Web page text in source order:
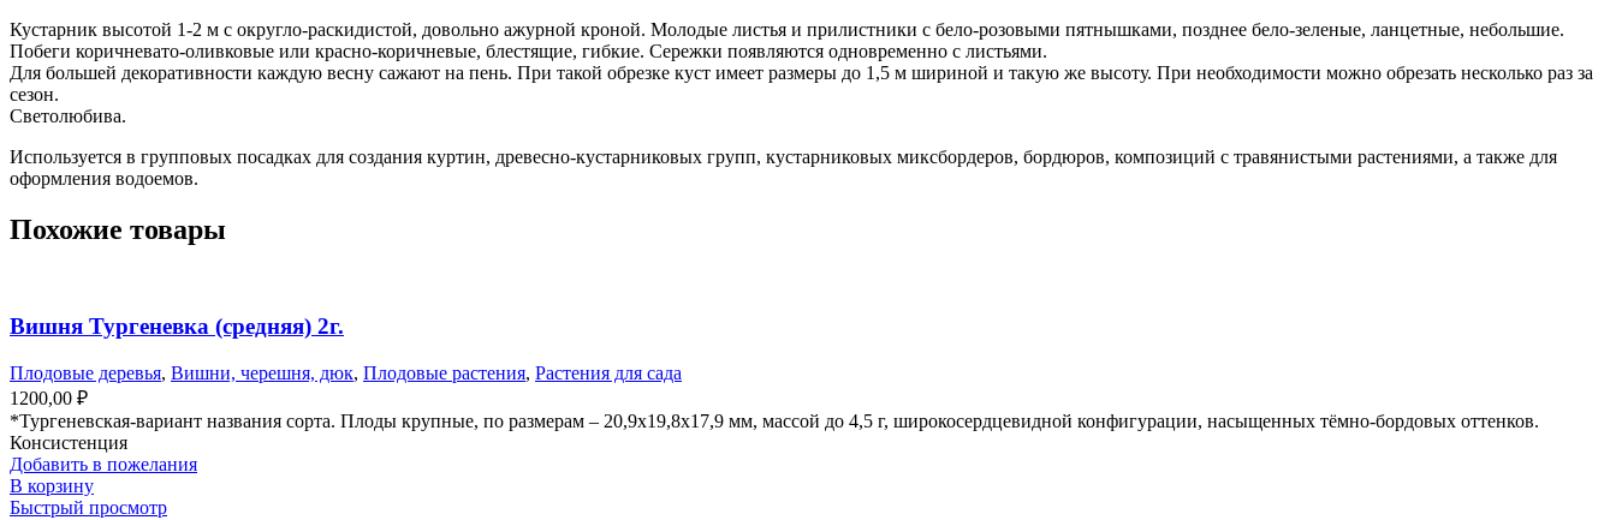
С3
Кустарник высотой 1-2 м с округло-раскидистой, довольно ажурной кроной. Молодые листья и прилистники с бело-розовыми пятнышками, позднее бело-зеленые, ланцетные, небольшие.
Побеги коричневато-оливковые или красно-коричневые, блестящие, гибкие. Сережки появляются одновременно с листьями.
Для большей декоративности каждую весну сажают на пень. При такой обрезке куст имеет размеры до 1,5 м шириной и такую же высоту. При необходимости можно обрезать несколько раз за
сезон.
Светолюбива.
Используется в групповых посадках для создания куртин, древесно-кустарниковых групп, кустарниковых миксбордеров, бордюров, композиций с травянистыми растениями, а также для
оформления водоемов.
Похожие товары
Вишня Тургеневка (средняя) 2г.
Плодовые деревья, Вишни, черешня, дюк, Плодовые растения, Растения для сада
1200,00 ₽
*Тургеневская-вариант названия сорта. Плоды крупные, по размерам – 20,9х19,8х17,9 мм, массой до 4,5 г, широкосердцевидной конфигурации, насыщенных тёмно-бордовых оттенков.
Консистенция
Добавить в пожелания
В корзину
Быстрый просмотр